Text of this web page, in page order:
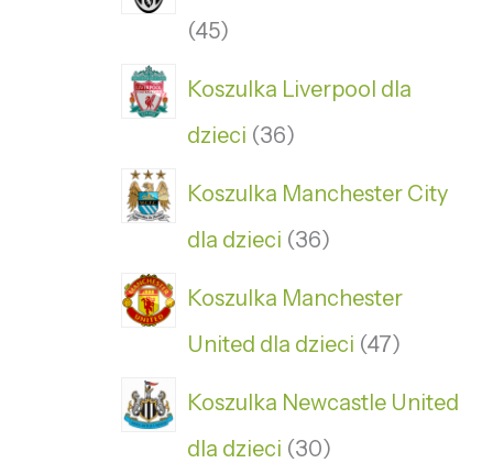
45
Koszulka Liverpool dla
dzieci 36
Koszulka Manchester City
dla dzieci 36
Koszulka Manchester
United dla dzieci 47
Koszulka Newcastle United
dla dzieci 30